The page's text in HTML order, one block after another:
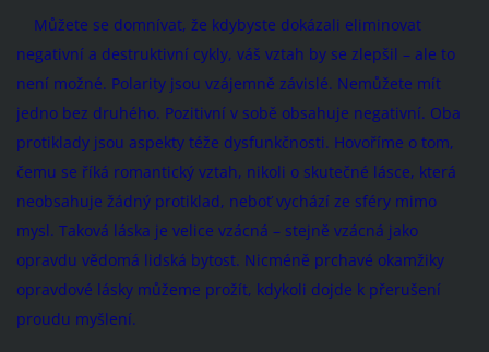
Můžete se domnívat, že kdybyste dokázali eliminovat
negativní a destruktivní cykly, váš vztah by se zlepšil – ale to
není možné. Polarity jsou vzájemně závislé. Nemůžete mít
jedno bez druhého. Pozitivní v sobě obsahuje negativní. Oba
protiklady jsou aspekty téže dysfunkčnosti. Hovoříme o tom,
čemu se říká romantický vztah, nikoli o skutečné lásce, která
neobsahuje žádný protiklad, neboť vychází ze sféry mimo
mysl. Taková láska je velice vzácná – stejně vzácná jako
opravdu vědomá lidská bytost. Nicméně prchavé okamžiky
opravdové lásky můžeme prožít, kdykoli dojde k přerušení
proudu myšlení.